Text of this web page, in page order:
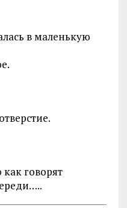
в маленькую
говорят